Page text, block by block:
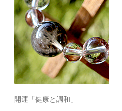
開運「健康と調和」